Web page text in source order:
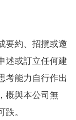
要約、招攬或邀
述或訂立任何建
考能力自行作出
概與本公司無
。